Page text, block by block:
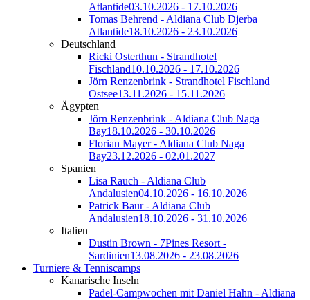
Atlantide03.10.2026 - 17.10.2026
Tomas Behrend - Aldiana Club Djerba
Atlantide18.10.2026 - 23.10.2026
Deutschland
Ricki Osterthun - Strandhotel
Fischland10.10.2026 - 17.10.2026
Jörn Renzenbrink - Strandhotel Fischland
Ostsee13.11.2026 - 15.11.2026
Ägypten
Jörn Renzenbrink - Aldiana Club Naga
Bay18.10.2026 - 30.10.2026
Florian Mayer - Aldiana Club Naga
Bay23.12.2026 - 02.01.2027
Spanien
Lisa Rauch - Aldiana Club
Andalusien04.10.2026 - 16.10.2026
Patrick Baur - Aldiana Club
Andalusien18.10.2026 - 31.10.2026
Italien
Dustin Brown - 7Pines Resort -
Sardinien13.08.2026 - 23.08.2026
Turniere & Tenniscamps
Kanarische Inseln
Padel-Campwochen mit Daniel Hahn - Aldiana